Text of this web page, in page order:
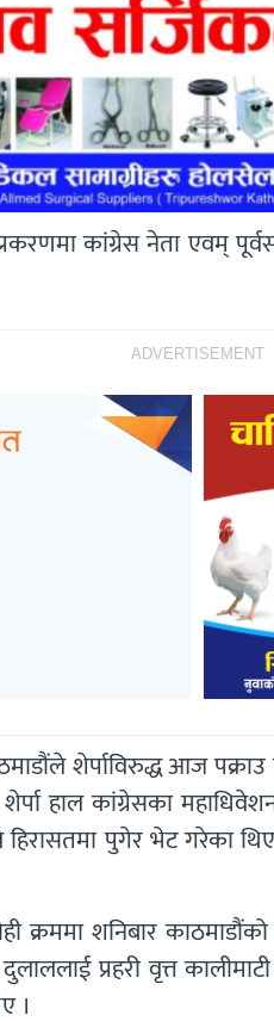
कांग्रेस नेता एवम्
ADVERTISEMENT
शेर्पाविरुद्ध आज
शेर्पा हाल कांग्रेसका
पुगेर भेट गरेका
क्रममा शनिबार
प्रहरी वृत्त
।